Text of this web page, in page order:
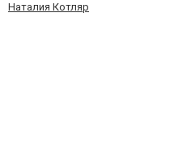
Наталия Котляр